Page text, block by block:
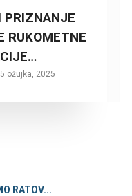
PRIZNANJE
RUKOMETNE
ožujka, 2025
RATOV...